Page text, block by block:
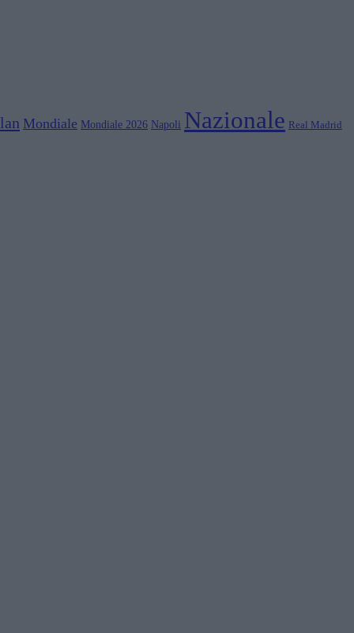
Mondiale Mondiale 2026 Napoli Nazionale Real Madrid